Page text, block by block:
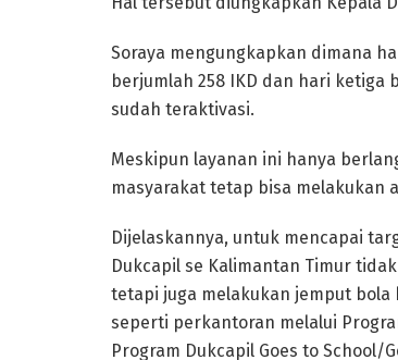
Soraya mengungkapkan dimana
berjumlah 258 IKD dan hari ketiga
sudah teraktivasi.
Meskipun layanan ini hanya
masyarakat tetap bisa melakukan
Dijelaskannya, untuk mencapai
Dukcapil se Kalimantan Timur
tetapi juga melakukan jemput
seperti perkantoran melalui
Program Dukcapil Goes to School/